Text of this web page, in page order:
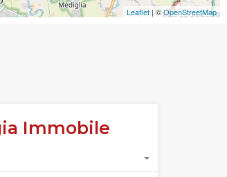
Leaflet | ©OpenStreetMap
Immobile